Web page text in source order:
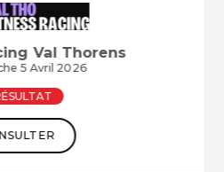
Val Thorens
5 Avril 2026